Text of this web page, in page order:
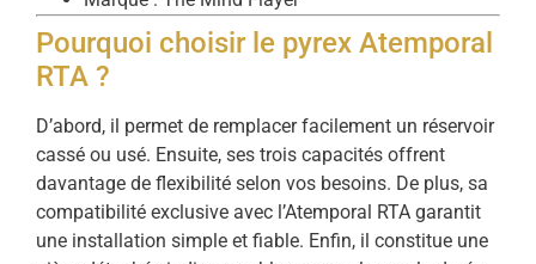
Pourquoi choisir le pyrex Atemporal
RTA ?
D’abord, il permet de remplacer facilement un réservoir
cassé ou usé. Ensuite, ses trois capacités offrent
davantage de flexibilité selon vos besoins. De plus, sa
compatibilité exclusive avec l’Atemporal RTA garantit
une installation simple et fiable. Enfin, il constitue une